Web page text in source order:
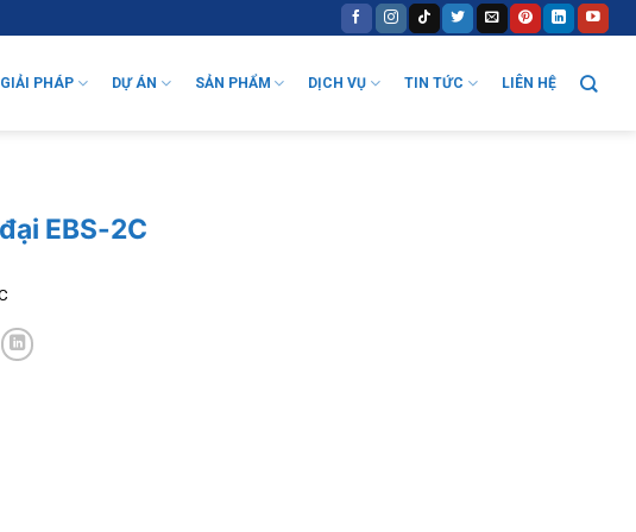
GIẢI PHÁP DỰ ÁN SẢN PHẨM DỊCH VỤ TIN TỨC LIÊN HỆ
EBS-2C